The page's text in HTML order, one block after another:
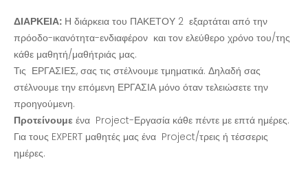
ΔΙΑΡΚΕΙΑ: Η διάρκεια του ΠΑΚΕΤΟΥ 2 εξαρτάται από την
πρόοδο-ικανότητα-ενδιαφέρον και τον ελεύθερο χρόνο του/της
κάθε μαθητή/μαθήτριάς μας.
Τις ΕΡΓΑΣΙΕΣ, σας τις στέλνουμε τμηματικά. Δηλαδή σας
στέλνουμε την επόμενη ΕΡΓΑΣΙΑ μόνο όταν τελειώσετε την
προηγούμενη.
Προτείνουμε ένα Project-Εργασία κάθε πέντε με επτά ημέρες.
Για τους EXPERT μαθητές μας ένα Project/τρεις ή τέσσερις
ημέρες.